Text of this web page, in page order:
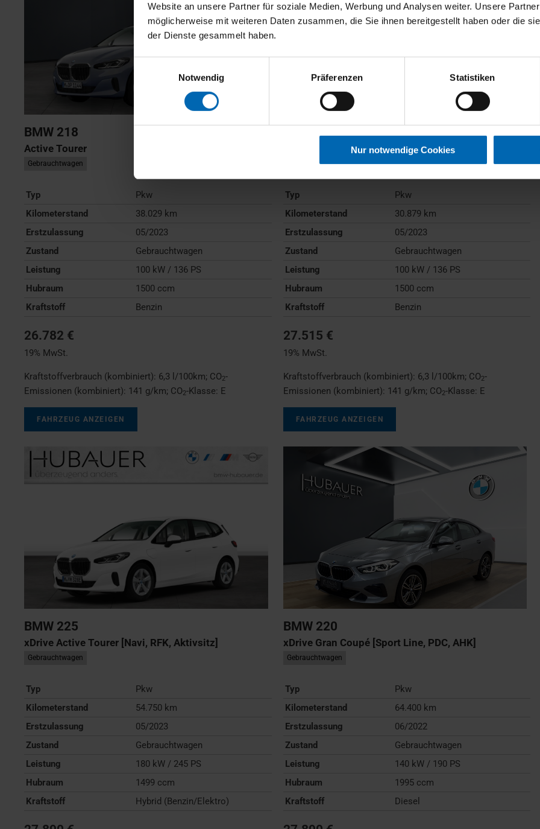
Website an unsere Partner für soziale Medien, Werbung und Analysen weiter. Unsere
möglicherweise mit weiteren Daten zusammen, die Sie ihnen bereitgestellt haben oder die
der Dienste gesammelt haben.
Notwendig
Präferenzen Statistiken
Nur notwendige Cookies
BMW 218
Active Tourer
Gebrauchtwagen
Typ
Pkw
Kilometerstand
38.029 km
Erstzulassung
05/2023
Zustand
Gebrauchtwagen
Leistung
100 kW / 136 PS
Hubraum
1500 ccm
Kraftstoff
Benzin
26.782 €
19% MwSt.
Kraftstoffverbrauch (kombiniert): 6,3 l/100km; CO2-
Emissionen (kombiniert): 141 g/km; CO2-Klasse: E
FAHRZEUG ANZEIGEN
218
Gebrauchtwagen
Typ
Pkw
Kilometerstand
30.879 km
Erstzulassung
05/2023
Zustand
Gebrauchtwagen
Leistung
100 kW / 136 PS
Hubraum
1500 ccm
Kraftstoff
Benzin
27.515 €
19% MwSt.
Kraftstoffverbrauch (kombiniert): 6,3 l/100km; CO2-
Emissionen (kombiniert): 141 g/km; CO2-Klasse: E
FAHRZEUG ANZEIGEN
BMW 225
xDrive Active Tourer [Navi, RFK, Aktivsitz]
Gebrauchtwagen
Typ
Pkw
Kilometerstand
54.750 km
Erstzulassung
05/2023
Zustand
Gebrauchtwagen
Leistung
180 kW / 245 PS
Hubraum
1499 ccm
Kraftstoff
Hybrid (Benzin/Elektro)
BMW 220
xDrive Gran Coupé [Sport Line, PDC, AHK]
Gebrauchtwagen
Typ
Pkw
Kilometerstand
64.400 km
Erstzulassung
06/2022
Zustand
Gebrauchtwagen
Leistung
140 kW / 190 PS
Hubraum
1995 ccm
Kraftstoff
Diesel